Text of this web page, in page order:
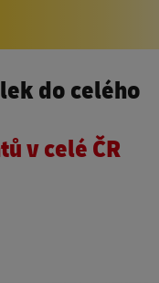
do celého
v celé ČR